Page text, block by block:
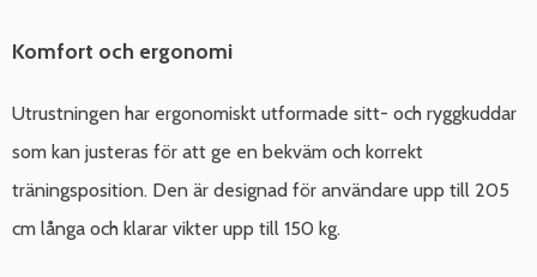
Komfort och ergonomi
Utrustningen har ergonomiskt utformade sitt- och ryggkuddar
som kan justeras för att ge en bekväm och korrekt
träningsposition. Den är designad för användare upp till 205
cm långa och klarar vikter upp till 150 kg.